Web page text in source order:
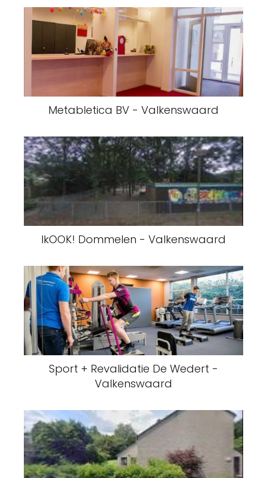
Metabletica BV - Valkenswaard
IkOOK! Dommelen - Valkenswaard
Sport + Revalidatie De Wedert -
Valkenswaard